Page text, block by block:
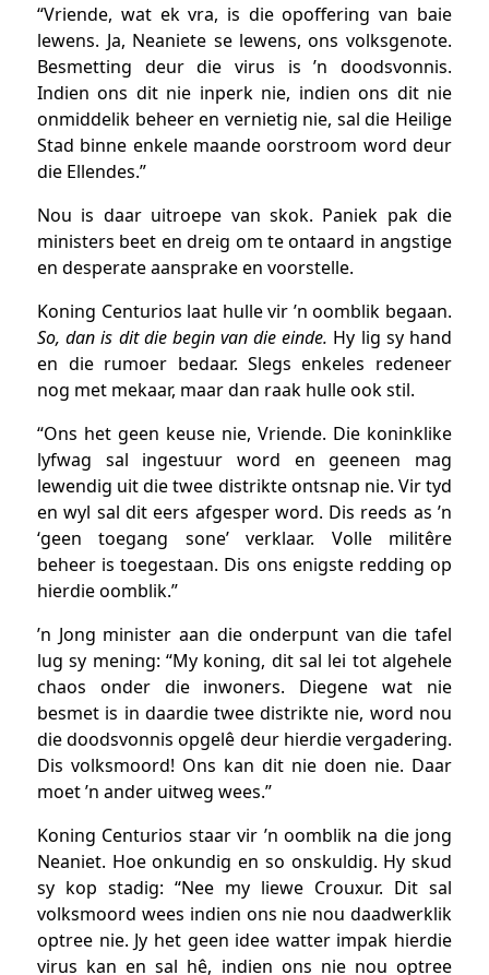
“Vriende, wat ek vra, is die opoffering van baie
lewens. Ja, Neaniete se lewens, ons volksgenote.
Besmetting deur die virus is ’n doodsvonnis.
Indien ons dit nie inperk nie, indien ons dit nie
onmiddelik beheer en vernietig nie, sal die Heilige
Stad binne enkele maande oorstroom word deur
die Ellendes.”
Nou is daar uitroepe van skok. Paniek pak die
ministers beet en dreig om te ontaard in angstige
en desperate aansprake en voorstelle.
Koning Centurios laat hulle vir ’n oomblik begaan.
So, dan is dit die begin van die einde. Hy lig sy hand
en die rumoer bedaar. Slegs enkeles redeneer
nog met mekaar, maar dan raak hulle ook stil.
“Ons het geen keuse nie, Vriende. Die koninklike
lyfwag sal ingestuur word en geeneen mag
lewendig uit die twee distrikte ontsnap nie. Vir tyd
en wyl sal dit eers afgesper word. Dis reeds as ’n
‘geen toegang sone’ verklaar. Volle militêre
beheer is toegestaan. Dis ons enigste redding op
hierdie oomblik.”
’n Jong minister aan die onderpunt van die tafel
lug sy mening: “My koning, dit sal lei tot algehele
chaos onder die inwoners. Diegene wat nie
besmet is in daardie twee distrikte nie, word nou
die doodsvonnis opgelê deur hierdie vergadering.
Dis volksmoord! Ons kan dit nie doen nie. Daar
moet ’n ander uitweg wees.”
Koning Centurios staar vir ’n oomblik na die jong
Neaniet. Hoe onkundig en so onskuldig. Hy skud
sy kop stadig: “Nee my liewe Crouxur. Dit sal
volksmoord wees indien ons nie nou daadwerklik
optree nie. Jy het geen idee watter impak hierdie
virus kan en sal hê, indien ons nie nou optree